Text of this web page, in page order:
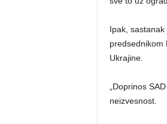
Ipak,
predsednikom
Ukrajine.
„Doprinos
neizvesnost.